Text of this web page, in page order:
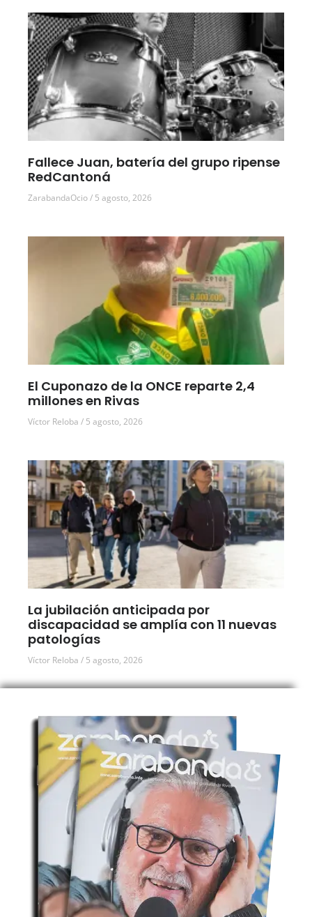
Fallece Juan, batería del grupo ripense
RedCantoná
ZarabandaOcio 5 agosto, 2026
El Cuponazo de la ONCE reparte 2,4
millones en Rivas
Víctor Reloba 5 agosto, 2026
La jubilación anticipada por
discapacidad se amplía con 11 nuevas
patologías
Víctor Reloba 5 agosto, 2026